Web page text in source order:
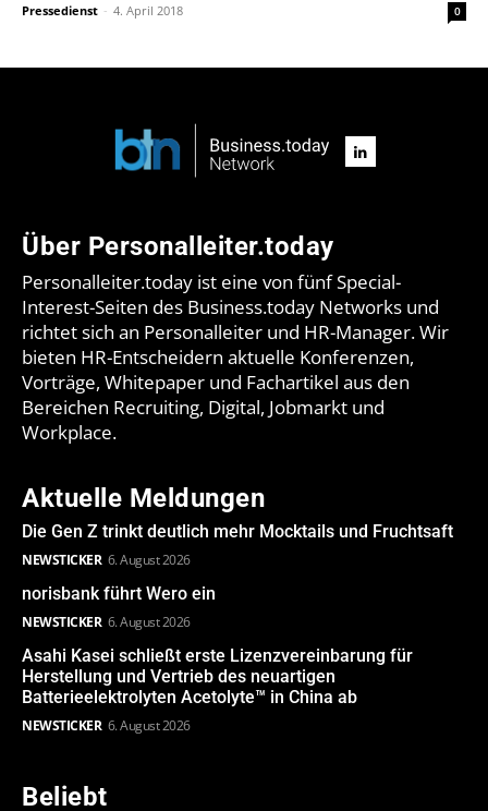
Pressedienst - 4. April 2018 0
Über Personalleiter.today
Personalleiter.today ist eine von fünf Special-
Interest-Seiten des Business.today Networks und
richtet sich an Personalleiter und HR-Manager. Wir
bieten HR-Entscheidern aktuelle Konferenzen,
Vorträge, Whitepaper und Fachartikel aus den
Bereichen Recruiting, Digital, Jobmarkt und
Workplace.
Aktuelle Meldungen
Die Gen Z trinkt deutlich mehr Mocktails und Fruchtsaft
NEWSTICKER 6. August 2026
norisbank führt Wero ein
NEWSTICKER 6. August 2026
Asahi Kasei schließt erste Lizenzvereinbarung für
Herstellung und Vertrieb des neuartigen
Batterieelektrolyten Acetolyte™ in China ab
NEWSTICKER 6. August 2026
Beliebt